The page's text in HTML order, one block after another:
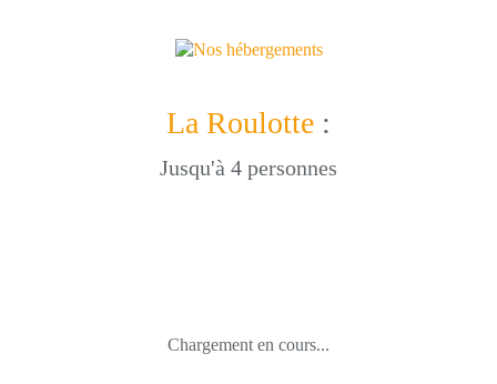
La Roulotte :
Jusqu'à 4 personnes
Chargement en cours...